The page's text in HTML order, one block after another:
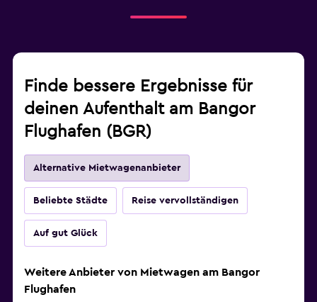
Finde bessere Ergebnisse für
deinen Aufenthalt am Bangor
Flughafen (BGR)
Alternative Mietwagenanbieter
Beliebte Städte Reise vervollständigen
Auf gut Glück
Weitere Anbieter von Mietwagen am Bangor
Flughafen